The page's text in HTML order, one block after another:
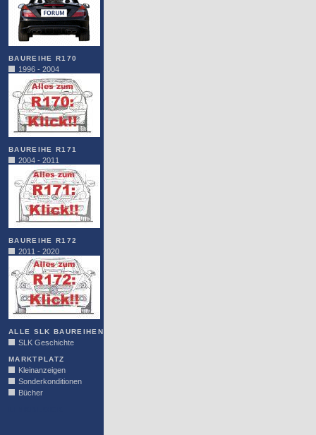
BAUREIHE R170
1996 - 2004
BAUREIHE R171
2004 - 2011
BAUREIHE R172
2011 - 2020
ALLE SLK BAUREIHEN
SLK Geschichte
MARKTPLATZ
Kleinanzeigen
Sonderkonditionen
Bücher